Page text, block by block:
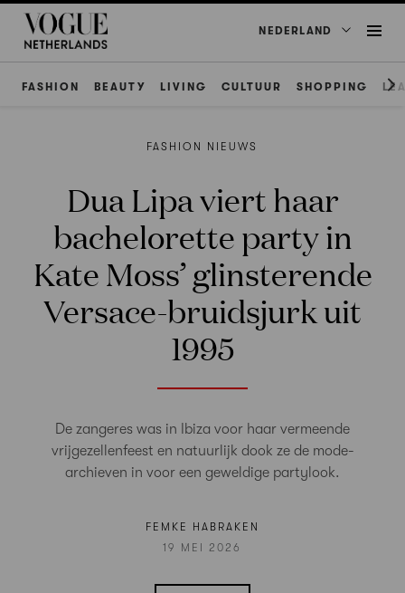
NEDERLAND
FASHION BEAUTY LIVING CULTUUR SHOPPING
FASHION NIEUWS
Dua Lipa viert haar
bachelorette party in
Kate Moss’ glinsterende
Versace-bruidsjurk uit
1995
De zangeres was in Ibiza voor haar vermeende
vrijgezellenfeest en natuurlijk dook ze de mode-
archieven in voor een geweldige partylook.
FEMKE HABRAKEN
19 MEI 2026